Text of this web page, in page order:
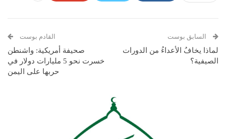
السابق بوست
لماذا يخافُ الأعداءُ من الدورات
الصيفية؟
القادم بوست
صحيفة أمريكية: واشنطن
خسرت نحو 5 مليارات دولار في
حربها على اليمن